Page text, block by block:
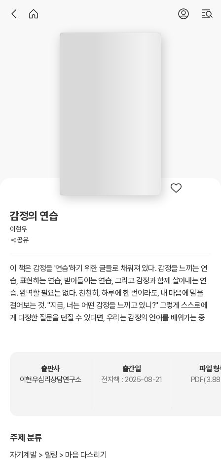
감정의 연습
이현우
공유
이 책은 감정을 '연습'하기 위한 글들로 채워져 있다. 감정을 느끼는 연
습, 표현하는 연습, 받아들이는 연습, 그리고 감정과 함께 살아내는 연
습. 완벽할 필요는 없다. 천천히, 하루에 한 번이라도, 내 마음에 말을
걸어보는 것. "지금, 너는 어떤 감정을 느끼고 있니?" 그렇게 스스로에
게 다정한 질문을 던질 수 있다면, 우리는 감정의 언어를 배워가는 중
신을 조금 더 이해하게 되기를.
출판사
이현우심리상담연구소
출간일
전자책 : 2025-08-21
파일 형
주제 분류
자기계발 > 힐링 > 마음 다스리기